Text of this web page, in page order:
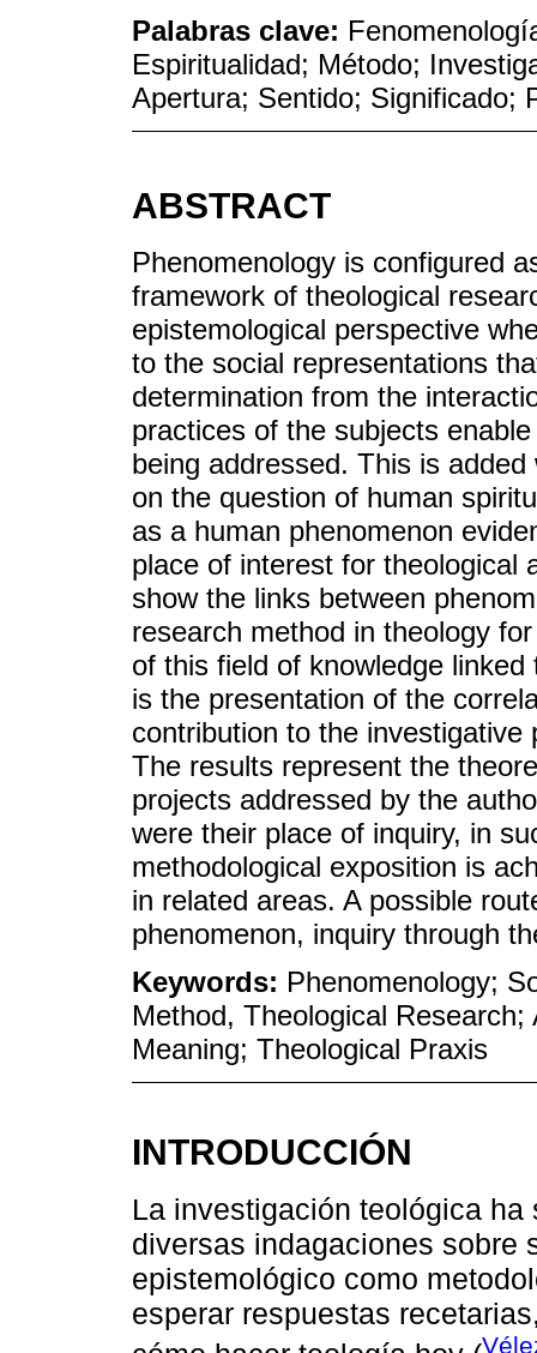
Palabras clave:
Espiritualidad; Método;
Apertura; Sentido; Significado;
ABSTRACT
Phenomenology is configured
framework of theological
epistemological perspective
to the social representations
determination from the
practices of the subjects
being addressed. This is
on the question of human
as a human phenomenon
place of interest for theological
show the links between
research method in theology
of this field of knowledge
is the presentation of the
contribution to the
The results represent the
projects addressed by the
were their place of inquiry, in
methodological exposition is
in related areas. A possible
phenomenon, inquiry through
Keywords: Phenomenology;
Method, Theological
Meaning; Theological Praxis
INTRODUCCIÓN
La investigación teológica
diversas indagaciones sobre
epistemológico como
esperar respuestas